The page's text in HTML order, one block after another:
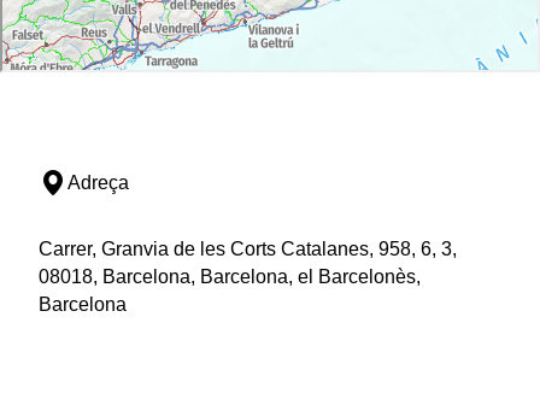
Adreça
Carrer, Granvia de les Corts Catalanes, 958, 6, 3,
08018, Barcelona, Barcelona, el Barcelonès,
Barcelona